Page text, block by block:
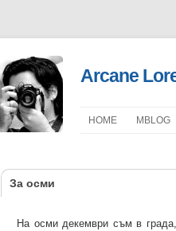
Arcane
HOME ΜBLOG
За осми
На осми декември съм в